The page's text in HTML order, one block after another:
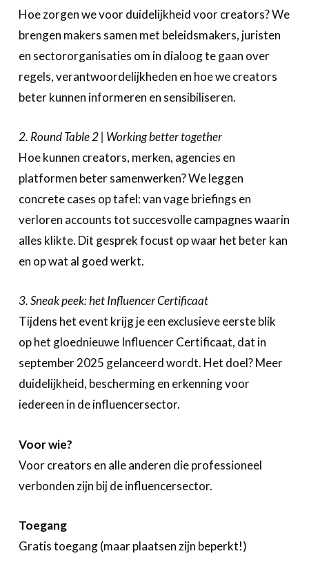
Hoe zorgen we voor duidelijkheid voor creators? We
brengen makers samen met beleidsmakers, juristen
en sectororganisaties om in dialoog te gaan over
regels, verantwoordelijkheden en hoe we creators
beter kunnen informeren en sensibiliseren.
2. Round Table 2 | Working better together
Hoe kunnen creators, merken, agencies en
platformen beter samenwerken? We leggen
concrete cases op tafel: van vage briefings en
verloren accounts tot succesvolle campagnes waarin
alles klikte. Dit gesprek focust op waar het beter kan
en op wat al goed werkt.
3. Sneak peek: het Influencer Certificaat
Tijdens het event krijg je een exclusieve eerste blik
op het gloednieuwe Influencer Certificaat, dat in
september 2025 gelanceerd wordt. Het doel? Meer
duidelijkheid, bescherming en erkenning voor
iedereen in de influencersector.
Voor wie?
Voor creators en alle anderen die professioneel
verbonden zijn bij de influencersector.
Toegang
Gratis toegang (maar plaatsen zijn beperkt!)